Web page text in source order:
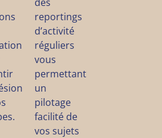
reportings
d’activité
réguliers
vous
permettant
un
pilotage
facilité de
vos sujets